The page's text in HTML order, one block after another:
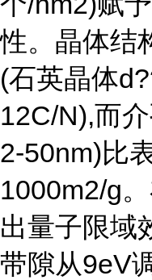
性。晶体结
(石英晶体
12C/N),而
2-50nm)比
1000m2/g
出量子限域
带隙从9eV